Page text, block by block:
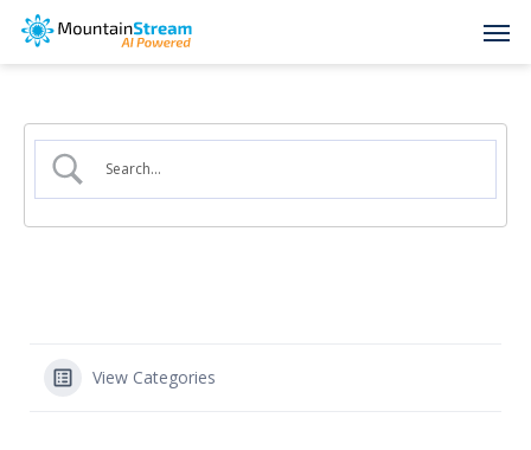
Skip
content
View Categories